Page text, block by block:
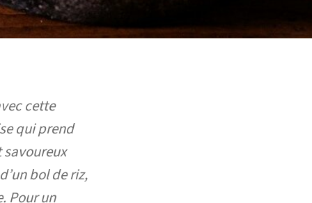
cette
qui prend
bol de riz,
Pour un